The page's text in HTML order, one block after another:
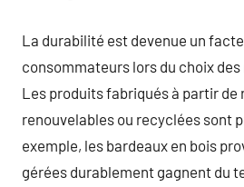
La durabilité est devenue un
consommateurs lors du choix
Les produits fabriqués à partir de
renouvelables ou recyclées sont
exemple, les bardeaux en bois
gérées durablement gagnent du